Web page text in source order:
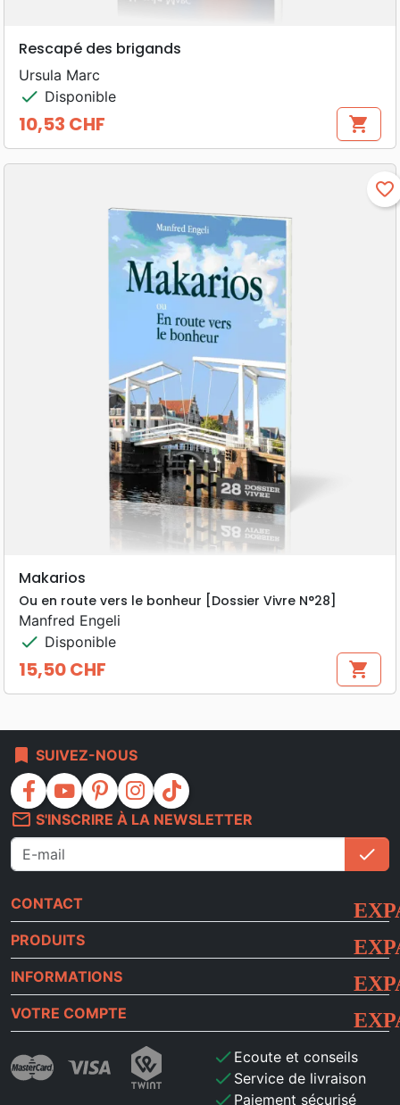
Rescapé des brigands
Ursula Marc
check Disponible
Prix
10,53 CHF shopping_cart
favorite_border
Makarios
Ou en route vers le bonheur [Dossier Vivre N°28]
Manfred Engeli
check Disponible
Prix
15,50 CHF shopping_cart
bookmark SUIVEZ-NOUS
facebook youtube pinterest instagram
tiktok
mail_outline S'INSCRIRE À LA NEWSLETTER
check
CONTACT
PRODUITS
INFORMATIONS
VOTRE COMPTE
check Ecoute et conseils
check Service de livraison
check Paiement sécurisé